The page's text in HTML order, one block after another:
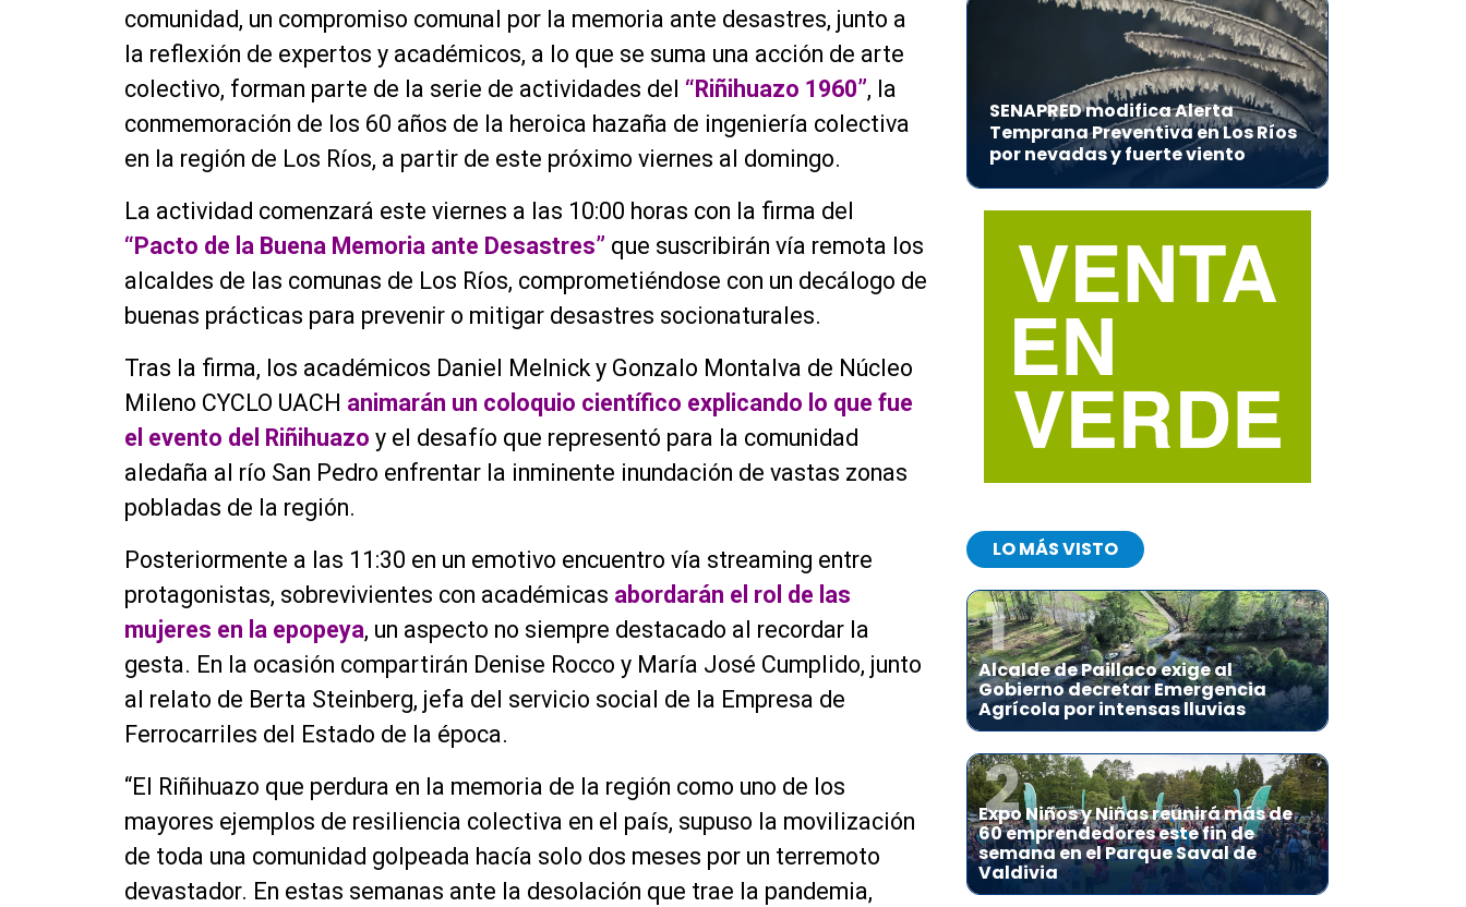
comunidad, un compromiso comunal por la memoria ante desastres, junto a
la reflexión de expertos y académicos, a lo que se suma una acción de arte
colectivo, forman parte de la serie de actividades del “Riñihuazo 1960”, la
conmemoración de los 60 años de la heroica hazaña de ingeniería colectiva
en la región de Los Ríos, a partir de este próximo viernes al domingo.
La actividad comenzará este viernes a las 10:00 horas con la firma del
“Pacto de la Buena Memoria ante Desastres” que suscribirán vía remota los
alcaldes de las comunas de Los Ríos, comprometiéndose con un decálogo de
buenas prácticas para prevenir o mitigar desastres socionaturales.
Tras la firma, los académicos Daniel Melnick y Gonzalo Montalva de Núcleo
Mileno CYCLO UACH animarán un coloquio científico explicando lo que fue
el evento del Riñihuazo y el desafío que representó para la comunidad
aledaña al río San Pedro enfrentar la inminente inundación de vastas zonas
pobladas de la región.
Posteriormente a las 11:30 en un emotivo encuentro vía streaming entre
protagonistas, sobrevivientes con académicas abordarán el rol de las
mujeres en la epopeya, un aspecto no siempre destacado al recordar la
gesta. En la ocasión compartirán Denise Rocco y María José Cumplido, junto
al relato de Berta Steinberg, jefa del servicio social de la Empresa de
Ferrocarriles del Estado de la época.
“El Riñihuazo que perdura en la memoria de la región como uno de los
mayores ejemplos de resiliencia colectiva en el país, supuso la movilización
de toda una comunidad golpeada hacía solo dos meses por un terremoto
devastador. En estas semanas ante la desolación que trae la pandemia,
SENAPRED modifica Alerta
Temprana Preventiva en Los Ríos
por nevadas y fuerte viento
LO MÁS VISTO
1
Alcalde de Paillaco exige al
Gobierno decretar Emergencia
Agrícola por intensas lluvias
2
Expo Niños y Niñas reunirá más de
60 emprendedores este fin de
semana en el Parque Saval de
Valdivia